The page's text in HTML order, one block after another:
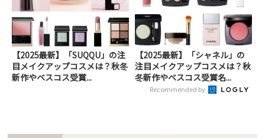
【2025最新】「SUQQU」の注
目メイクアップコスメは？秋冬
新作やベスコス受賞...
【2025最新】「シャネル」の
注目メイクアップコスメは？秋
冬新作やベスコス受賞名...
Recommended by